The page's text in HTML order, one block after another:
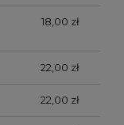
18,00 zł
22,00 zł
22,00 zł